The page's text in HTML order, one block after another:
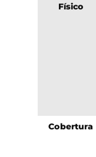
Físico
Cobertura